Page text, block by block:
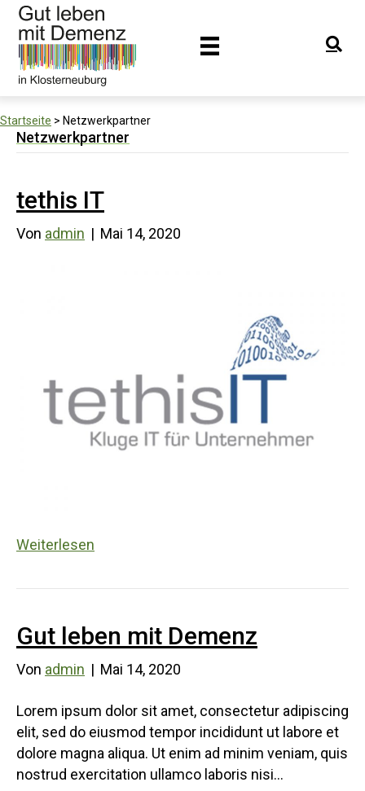
Startseite > Netzwerkpartner
Netzwerkpartner
tethis IT
Von admin | Mai 14, 2020
Weiterlesen
Gut leben mit Demenz
Von admin | Mai 14, 2020
Lorem ipsum dolor sit amet, consectetur adipiscing
elit, sed do eiusmod tempor incididunt ut labore et
dolore magna aliqua. Ut enim ad minim veniam, quis
nostrud exercitation ullamco laboris nisi…